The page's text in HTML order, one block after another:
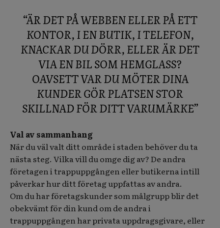
“ÄR DET PÅ WEBBEN ELLER PÅ ETT
KONTOR, I EN BUTIK, I TELEFON,
KNACKAR DU DÖRR, ELLER ÄR DET
VIA EN BIL SOM HEMGLASS?
OAVSETT VAR DU MÖTER DINA
KUNDER GÖR PLATSEN STOR
SKILLNAD FÖR DITT VARUMÄRKE”
Val av sammanhang
När du väl valt ditt område i staden behöver du ta
nästa steg. Vilka vill du omge dig av? De andra
företagen i trappuppgången eller butikerna intill
påverkar hur ditt företag uppfattas av andra.
Om du har företagskunder som målgrupp blir det
obekvämt för din kund om de andra i
trappuppgången har privata uppdragsgivare, eller